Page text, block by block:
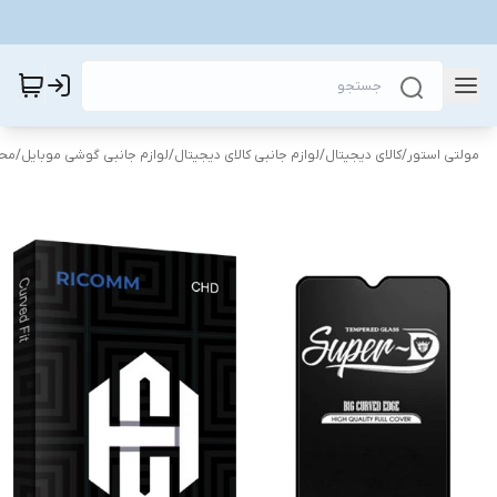
مولتی استور/کالای دیجیتال/لوازم جانبی کالای دیجیتال/لوازم جانبی گوشی موبایل/